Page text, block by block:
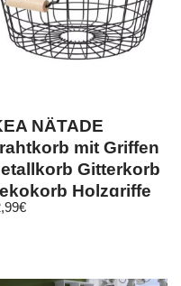
NÄTADE
mit Griffen
Gitterkorb
Holzgriffe
cm
€